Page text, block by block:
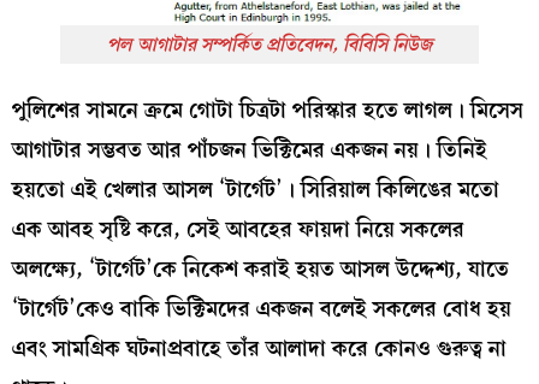
পল আগাটার সম্পর্কিত প্রতিবেদন, বিবিসি নিউজ
পুলিশের সামনে ক্রমে গোটা চিত্রটা পরিস্কার হতে লাগল। মিসেস
আগাটার সম্ভবত আর পাঁচজন ভিক্টিমের একজন নয়। তিনিই
হয়তো এই খেলার আসল ‘টার্গেট’। সিরিয়াল কিলিঙের মতো
এক আবহ সৃষ্টি করে, সেই আবহের ফায়দা নিয়ে সকলের
অলক্ষ্যে, ‘টার্গেট’কে নিকেশ করাই হয়ত আসল উদ্দেশ্য, যাতে
‘টার্গেট’কেও বাকি ভিক্টিমদের একজন বলেই সকলের বোধ হয়
এবং সামগ্রিক ঘটনাপ্রবাহে তাঁর আলাদা করে কোনও গুরুত্ব না